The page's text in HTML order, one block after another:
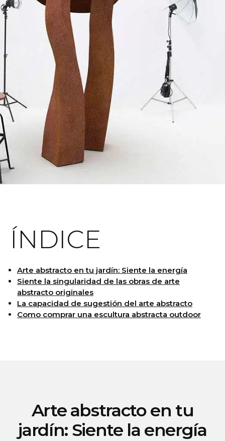
ÍNDICE
Arte abstracto en tu jardín: Siente la energía
Siente la singularidad de las obras de arte
abstracto originales
La capacidad de sugestión del arte abstracto
Como comprar una escultura abstracta outdoor
Arte abstracto en tu
jardín: Siente la energía